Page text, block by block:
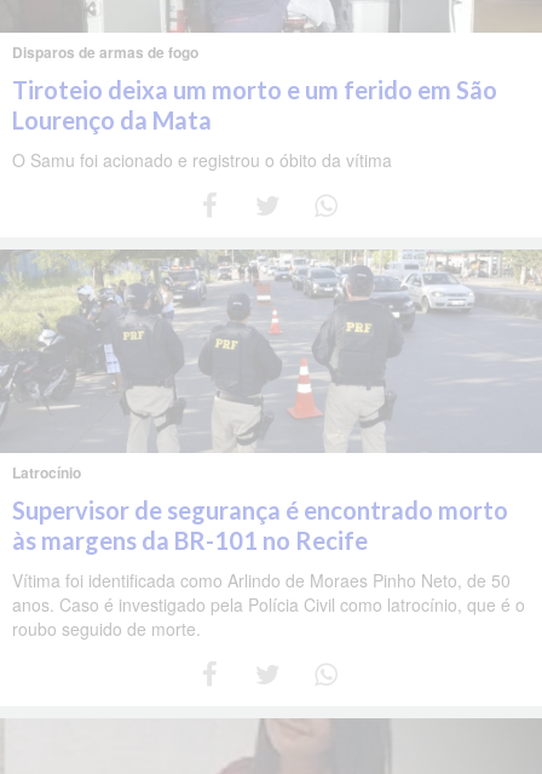
Disparos de armas de fogo
Tiroteio deixa um morto e um ferido em São
Lourenço da Mata
O Samu foi acionado e registrou o óbito da vítima
Latrocínio
Supervisor de segurança é encontrado morto
às margens da BR-101 no Recife
Vítima foi identificada como Arlindo de Moraes Pinho Neto, de 50
anos. Caso é investigado pela Polícia Civil como latrocínio, que é o
roubo seguido de morte.